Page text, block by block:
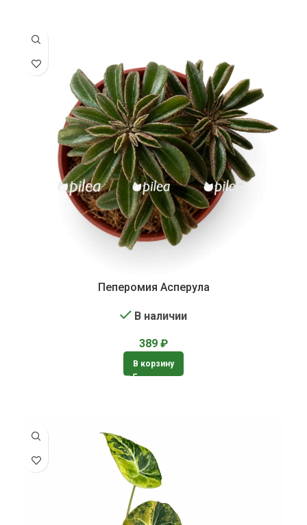
Пеперомия Асперула
В наличии
389 ₽
В корзину